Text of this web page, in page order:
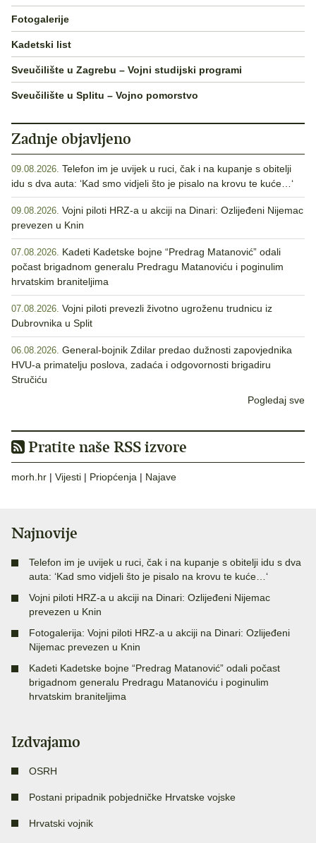
Fotogalerije
Kadetski list
Sveučilište u Zagrebu – Vojni studijski programi
Sveučilište u Splitu – Vojno pomorstvo
Zadnje objavljeno
09.08.2026. Telefon im je uvijek u ruci, čak i na kupanje s obitelji
idu s dva auta: ‘Kad smo vidjeli što je pisalo na krovu te kuće…‘
09.08.2026. Vojni piloti HRZ-a u akciji na Dinari: Ozlijeđeni Nijemac
prevezen u Knin
07.08.2026. Kadeti Kadetske bojne “Predrag Matanović” odali
počast brigadnom generalu Predragu Matanoviću i poginulim
hrvatskim braniteljima
07.08.2026. Vojni piloti prevezli životno ugroženu trudnicu iz
Dubrovnika u Split
06.08.2026. General-bojnik Zdilar predao dužnosti zapovjednika
HVU-a primatelju poslova, zadaća i odgovornosti brigadiru
Stručiću
Pogledaj sve
Pratite naše RSS izvore
morh.hr | Vijesti | Priopćenja | Najave
Najnovije
Telefon im je uvijek u ruci, čak i na kupanje s obitelji idu s dva
auta: ‘Kad smo vidjeli što je pisalo na krovu te kuće…‘
Vojni piloti HRZ-a u akciji na Dinari: Ozlijeđeni Nijemac
prevezen u Knin
Fotogalerija: Vojni piloti HRZ-a u akciji na Dinari: Ozlijeđeni
Nijemac prevezen u Knin
Kadeti Kadetske bojne “Predrag Matanović” odali počast
brigadnom generalu Predragu Matanoviću i poginulim
hrvatskim braniteljima
Izdvajamo
OSRH
Postani pripadnik pobjedničke Hrvatske vojske
Hrvatski vojnik